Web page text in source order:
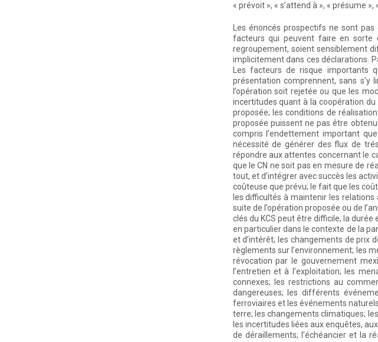
« prévoit », « s’attend à », « présume
Les énoncés prospectifs ne sont
facteurs qui peuvent faire en sorte
regroupement, soient sensiblement
implicitement dans ces déclarations.
Les facteurs de risque importants
présentation comprennent, sans s’y
l’opération soit rejetée ou que les
incertitudes quant à la coopération du
proposée; les conditions de
proposée puissent ne pas être
compris l’endettement important
nécessité de générer des flux de
répondre aux attentes concernant le
que le CN ne soit pas en mesure de
tout, et d’intégrer avec succès les
coûteuse que prévu; le fait que les
les difficultés à maintenir les
suite de l’opération proposée ou de
clés du KCS peut être difficile; la
en particulier dans le contexte de la
et d’intérêt; les changements de prix
règlements sur l’environnement; les
révocation par le gouvernement
l’entretien et à l’exploitation; les
connexes; les restrictions au
dangereuses; les différents
ferroviaires et les événements
terre; les changements climatiques;
les incertitudes liées aux enquêtes,
de déraillements; l’échéancier et la